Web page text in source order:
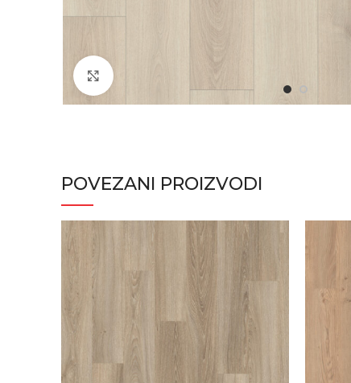
POVEZANI PROIZVODI